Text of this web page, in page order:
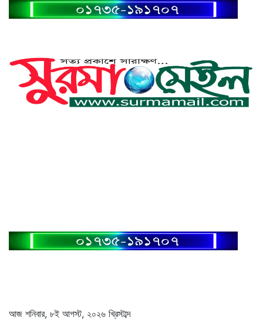
আজ শনিবার, ৮ই আগস্ট, ২০২৬ খ্রিস্টাব্দ